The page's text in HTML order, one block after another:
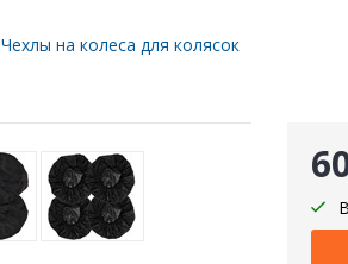
Чехлы на колеса для колясок